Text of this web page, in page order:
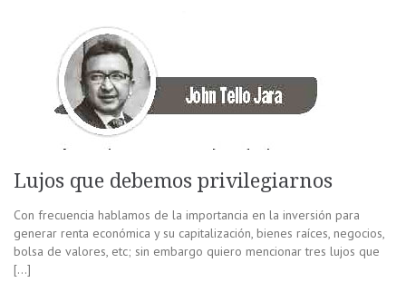
Lujos que debemos privilegiarnos
Con frecuencia hablamos de la importancia en la inversión para
generar renta económica y su capitalización, bienes raíces, negocios,
bolsa de valores, etc; sin embargo quiero mencionar tres lujos que
[…]